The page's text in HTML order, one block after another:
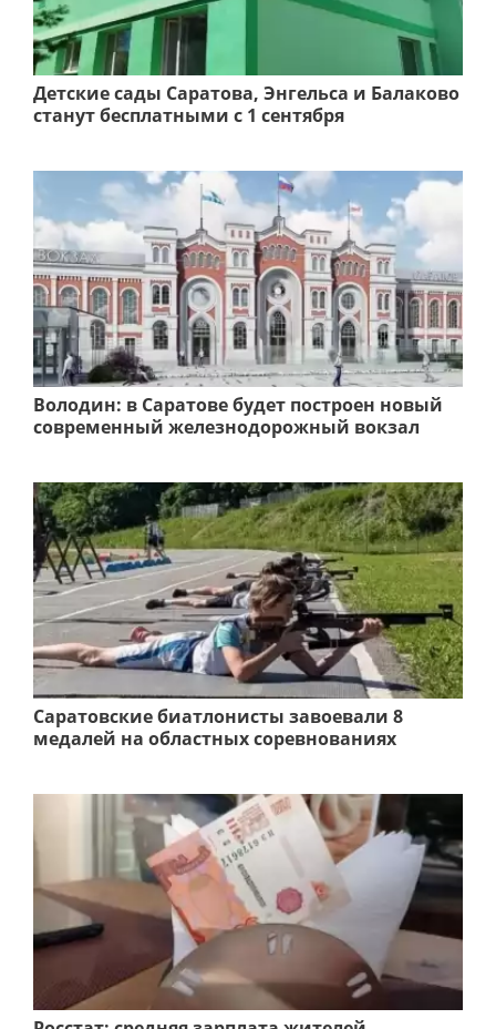
Детские сады Саратова, Энгельса и Балаково
станут бесплатными с 1 сентября
Володин: в Саратове будет построен новый
современный железнодорожный вокзал
Саратовские биатлонисты завоевали 8
медалей на областных соревнованиях